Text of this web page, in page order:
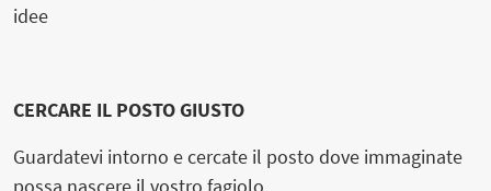
idee
CERCARE IL POSTO GIUSTO
Guardatevi intorno e cercate il posto dove immaginate